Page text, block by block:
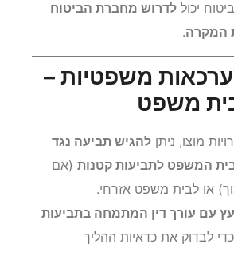
יכול
המקרה.
משפטיות –
משפט
מוצו, ניתןלהגיש תביעה נגד
המשפט לתביעות קטנות
או לבית משפט אזרחי.
עם עורך דין המתמחה בתביעות